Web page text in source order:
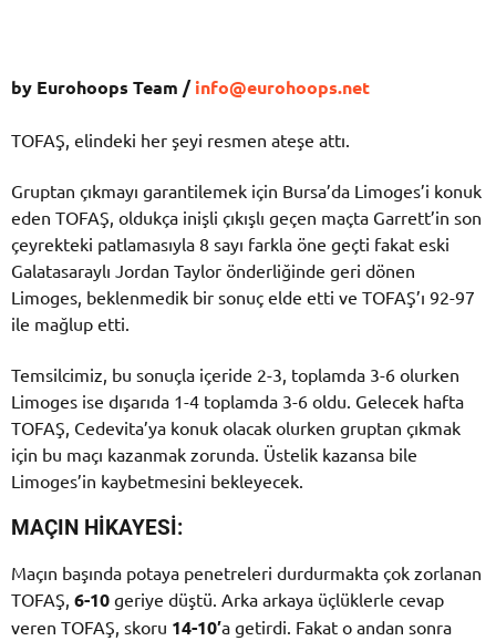
by Eurohoops Team /info@eurohoops.net
TOFAŞ, elindeki her şeyi resmen ateşe attı.
Gruptan çıkmayı garantilemek için Bursa’da Limoges’i konuk
eden TOFAŞ, oldukça inişli çıkışlı geçen maçta Garrett’in son
çeyrekteki patlamasıyla 8 sayı farkla öne geçti fakat eski
Galatasaraylı Jordan Taylor önderliğinde geri dönen
Limoges, beklenmedik bir sonuç elde etti ve TOFAŞ’ı 92-97
ile mağlup etti.
Temsilcimiz, bu sonuçla içeride 2-3, toplamda 3-6 olurken
Limoges ise dışarıda 1-4 toplamda 3-6 oldu. Gelecek hafta
TOFAŞ, Cedevita’ya konuk olacak olurken gruptan çıkmak
için bu maçı kazanmak zorunda. Üstelik kazansa bile
Limoges’in kaybetmesini bekleyecek.
MAÇIN HİKAYESİ:
Maçın başında potaya penetreleri durdurmakta çok zorlanan
TOFAŞ, 6-10 geriye düştü. Arka arkaya üçlüklerle cevap
veren TOFAŞ, skoru 14-10′a getirdi. Fakat o andan sonra